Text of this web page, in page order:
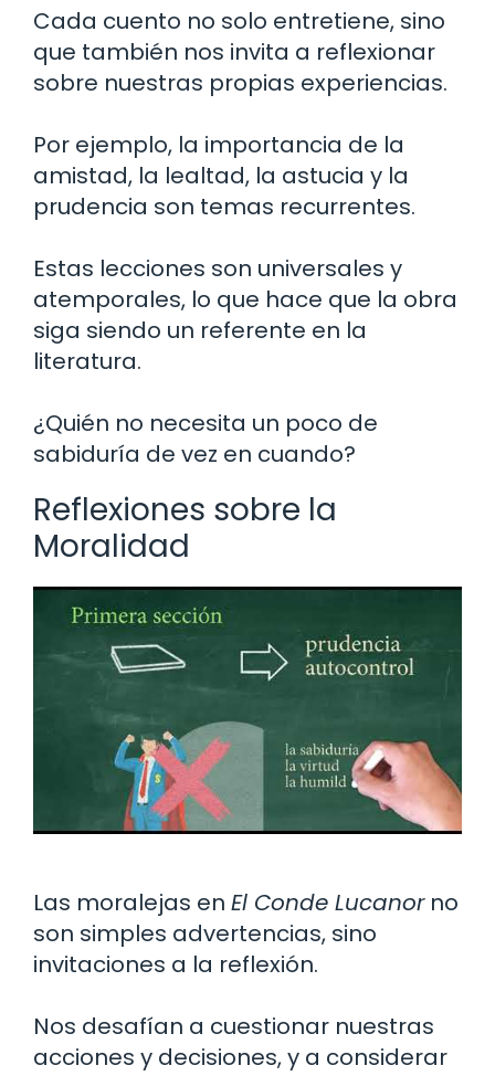
Cada cuento no solo entretiene, sino
que también nos invita a reflexionar
sobre nuestras propias experiencias.
Por ejemplo, la importancia de la
amistad, la lealtad, la astucia y la
prudencia son temas recurrentes.
Estas lecciones son universales y
atemporales, lo que hace que la obra
siga siendo un referente en la
literatura.
¿Quién no necesita un poco de
sabiduría de vez en cuando?
Reflexiones sobre la
Moralidad
Las moralejas en El Conde Lucanorno
son simples advertencias, sino
invitaciones a la reflexión.
Nos desafían a cuestionar nuestras
acciones y decisiones, y a considerar